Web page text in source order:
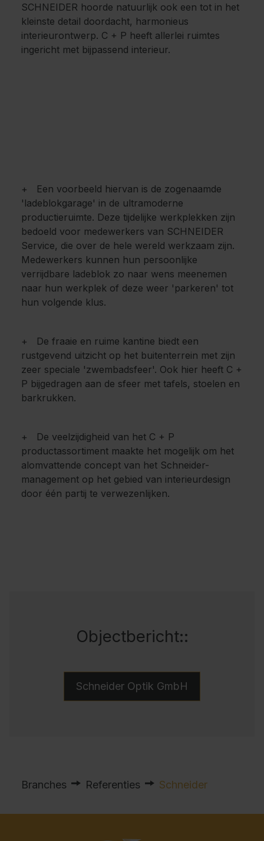
SCHNEIDER hoorde natuurlijk ook een tot in het
kleinste detail doordacht, harmonieus
interieurontwerp. C + P heeft allerlei ruimtes
ingericht met bijpassend interieur.
+ Een voorbeeld hiervan is de zogenaamde
'ladeblokgarage' in de ultramoderne
productieruimte. Deze tijdelijke werkplekken zijn
bedoeld voor medewerkers van SCHNEIDER
Service, die over de hele wereld werkzaam zijn.
Medewerkers kunnen hun persoonlijke
verrijdbare ladeblok zo naar wens meenemen
naar hun werkplek of deze weer 'parkeren' tot
hun volgende klus.
+ De fraaie en ruime kantine biedt een
rustgevend uitzicht op het buitenterrein met zijn
zeer speciale 'zwembadsfeer'. Ook hier heeft C +
P bijgedragen aan de sfeer met tafels, stoelen en
barkrukken.
+ De veelzijdigheid van het C + P
productassortiment maakte het mogelijk om het
alomvattende concept van het Schneider-
management op het gebied van interieurdesign
door één partij te verwezenlijken.
Objectbericht::
Schneider Optik GmbH
Branches Referenties Schneider